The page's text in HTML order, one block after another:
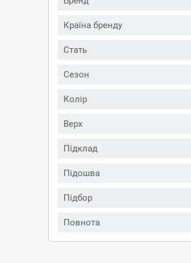
Країна бренду
Стать
Сезон
Колір
Верх
Підклад
Підошва
Підбор
Повнота